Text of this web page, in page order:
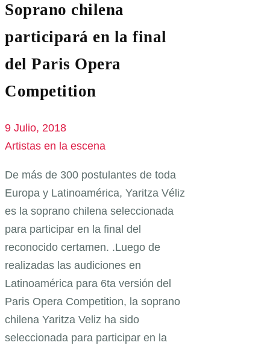
Soprano chilena
participará en la final
del Paris Opera
Competition
9 Julio, 2018
Artistas en la escena
De más de 300 postulantes de toda
Europa y Latinoamérica, Yaritza Véliz
es la soprano chilena seleccionada
para participar en la final del
reconocido certamen. .Luego de
realizadas las audiciones en
Latinoamérica para 6ta versión del
Paris Opera Competition, la soprano
chilena Yaritza Veliz ha sido
seleccionada para participar en la